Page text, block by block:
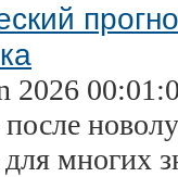
2026
после
многих